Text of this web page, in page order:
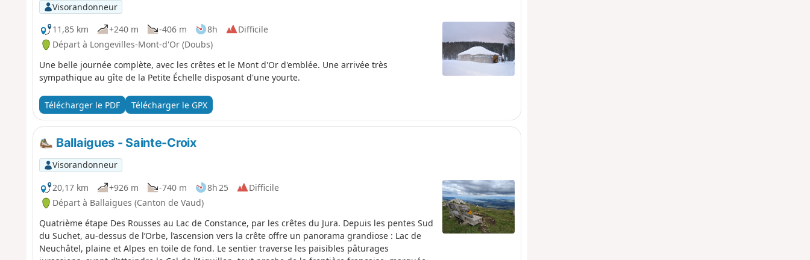
Visorandonneur
11,85 km
+240 m -406 m 8h
Difficile
Départ à Longevilles-Mont-d'Or (Doubs)
Une belle journée complète, avec les crêtes et le Mont d'Or d'emblée. Une arrivée très
sympathique au gîte de la Petite Échelle disposant d'une yourte.
Télécharger le PDF Télécharger le GPX
Ballaigues - Sainte-Croix
Visorandonneur
20,17 km
+926 m -740 m 8h 25
Difficile
Départ à Ballaigues (Canton de Vaud)
Quatrième étape Des Rousses au Lac de Constance, par les crêtes du Jura. Depuis les pentes Sud
du Suchet, au-dessus de l’Orbe, l’ascension vers la crête offre un panorama grandiose : Lac de
Neuchâtel, plaine et Alpes en toile de fond. Le sentier traverse les paisibles pâturages